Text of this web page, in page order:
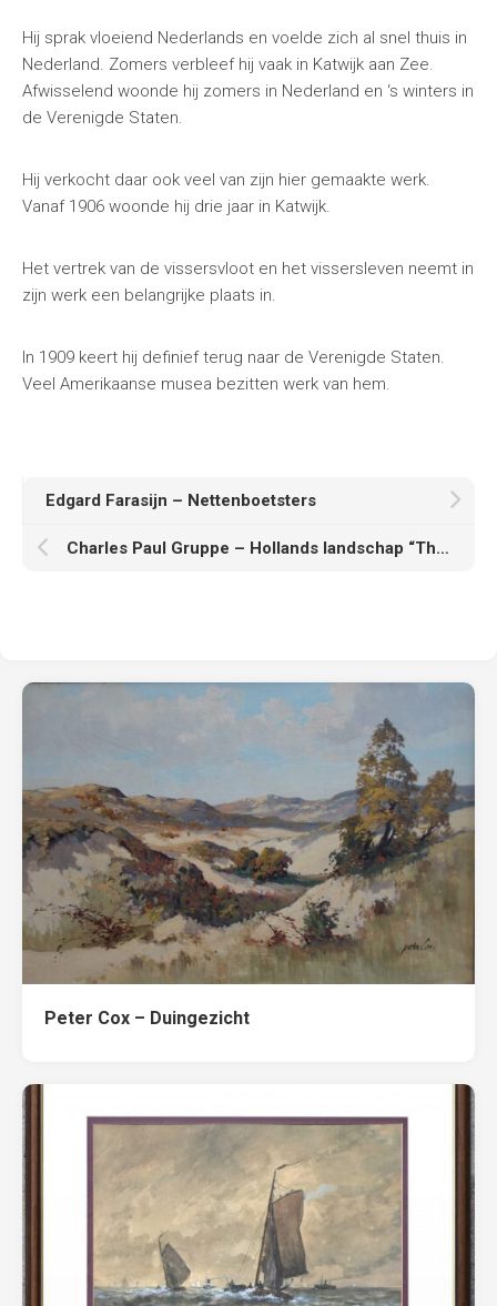
Hij sprak vloeiend Nederlands en voelde zich al snel thuis in
Nederland. Zomers verbleef hij vaak in Katwijk aan Zee.
Afwisselend woonde hij zomers in Nederland en ‘s winters in
de Verenigde Staten.
Hij verkocht daar ook veel van zijn hier gemaakte werk.
Vanaf 1906 woonde hij drie jaar in Katwijk.
Het vertrek van de vissersvloot en het vissersleven neemt in
zijn werk een belangrijke plaats in.
In 1909 keert hij definief terug naar de Verenigde Staten.
Veel Amerikaanse musea bezitten werk van hem.
Edgard Farasijn – Nettenboetsters
Charles Paul Gruppe – Hollands landschap “The Hague”
Peter Cox – Duingezicht